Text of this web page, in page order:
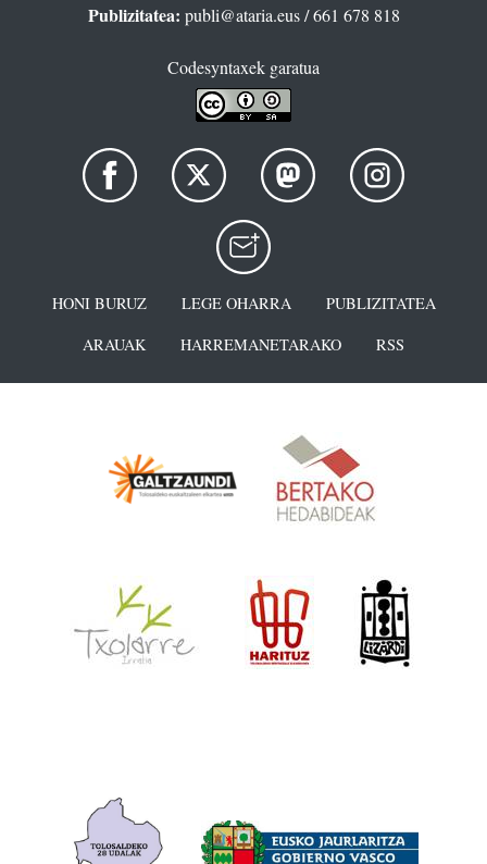
Publizitatea: publi@ataria.eus/ 661 678 818
Codesyntaxek garatua
HONI BURUZ LEGE OHARRA
PUBLIZITATEA
ARAUAK
HARREMANETARAKO RSS